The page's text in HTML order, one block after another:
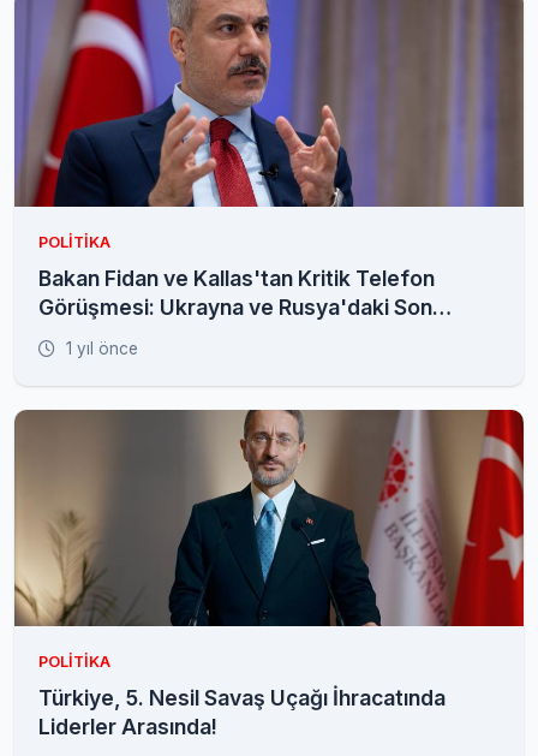
POLITIKA
Bakan Fidan ve Kallas'tan Kritik Telefon
Görüşmesi: Ukrayna ve Rusya'daki Son
Durum Değerlendirildi
1 yıl önce
POLITIKA
Türkiye, 5. Nesil Savaş Uçağı İhracatında
Liderler Arasında!